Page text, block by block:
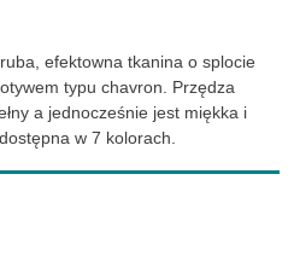
efektowna tkanina o splocie
typu chavron. Przędza
a jednocześnie jest miękka i
w 7 kolorach.